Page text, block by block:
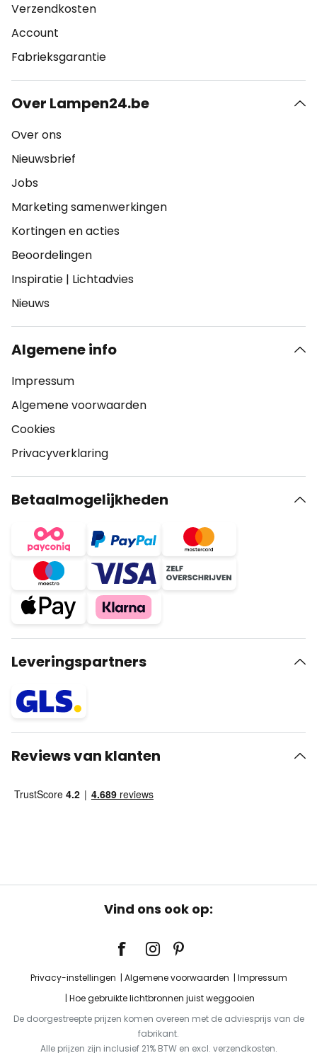
Verzendkosten
Account
Fabrieksgarantie
Over Lampen24.be
Over ons
Nieuwsbrief
Jobs
Marketing samenwerkingen
Kortingen en acties
Beoordelingen
Inspiratie | Lichtadvies
Nieuws
Algemene info
Impressum
Algemene voorwaarden
Cookies
Privacyverklaring
Betaalmogelijkheden
Leveringspartners
Reviews van klanten
Vind ons ook op:
Privacy-instellingen Algemene voorwaarden
Impressum
Hoe gebruikte lichtbronnen juist weggooien
De doorgestreepte prijzen komen overeen met de adviesprijs van de
fabrikant.
Alle prijzen zijn inclusief 21% BTW en excl. verzendkosten.